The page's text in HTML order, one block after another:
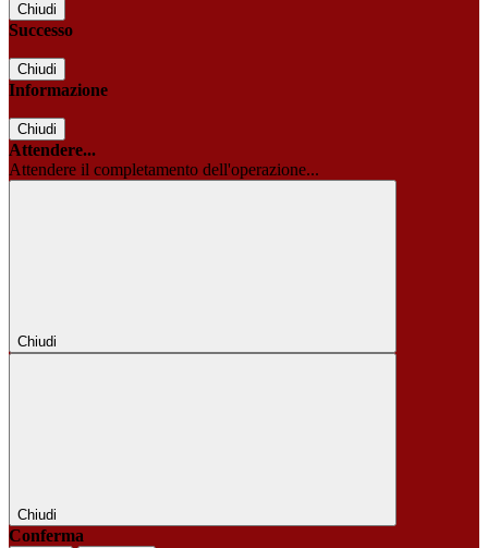
Chiudi
Successo
Chiudi
Informazione
Chiudi
Attendere...
Attendere il completamento dell'operazione...
Chiudi
Chiudi
Conferma